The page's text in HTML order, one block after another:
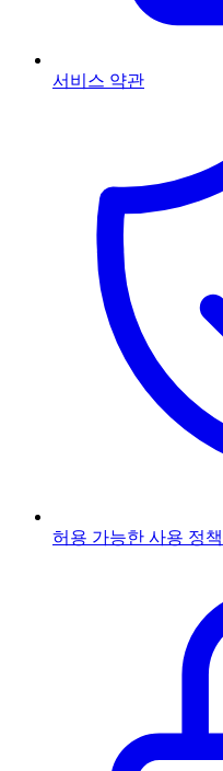
서비스 약관
허용 가능한 사용 정책